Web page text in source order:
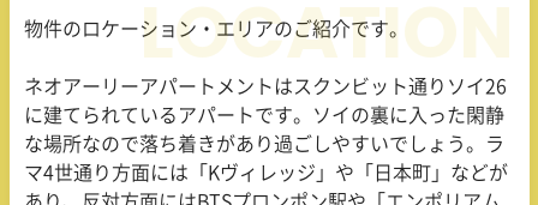
物件のロケーション・エリアのご紹介です。
ネオアーリーアパートメントはスクンビット通りソイ26
に建てられているアパートです。ソイの裏に入った閑静
な場所なので落ち着きがあり過ごしやすいでしょう。ラ
マ4世通り方面には「Kヴィレッジ」や「日本町」などが